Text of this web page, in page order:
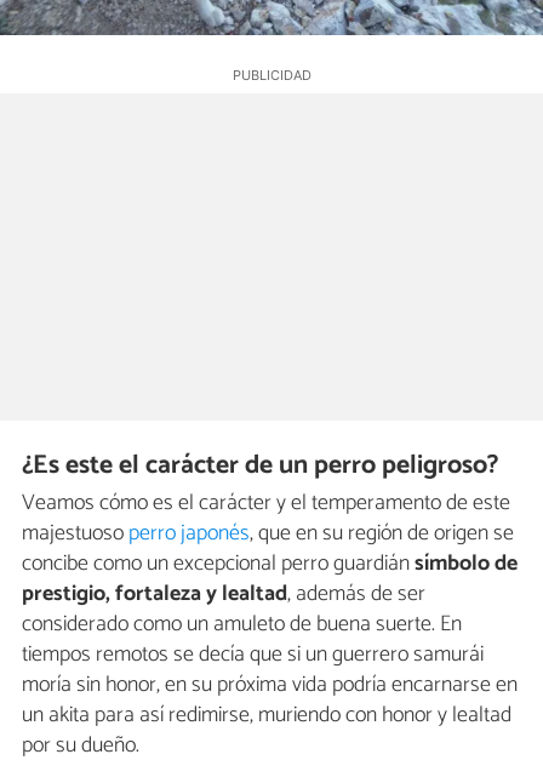
¿Es este el carácter de un perro peligroso?
Veamos cómo es el carácter y el temperamento de este
majestuosoperro japonés, que en su región de origen se
concibe como un excepcional perro guardiánsímbolo de
prestigio, fortaleza y lealtad, además de ser
considerado como un amuleto de buena suerte. En
tiempos remotos se decía que si un guerrero samurái
moría sin honor, en su próxima vida podría encarnarse en
un akita para así redimirse, muriendo con honor y lealtad
por su dueño.